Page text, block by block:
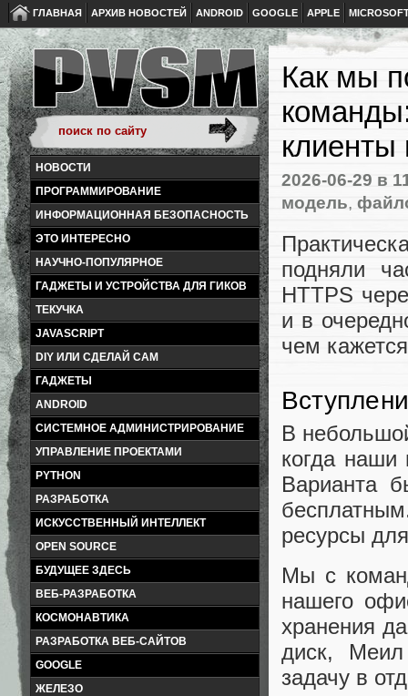
ГЛАВНАЯ АРХИВ НОВОСТЕЙ ANDROID GOOGLE APPLE
НОВОСТИ
ПРОГРАММИРОВАНИЕ
ИНФОРМАЦИОННАЯ БЕЗОПАСНОСТЬ
ЭТО ИНТЕРЕСНО
НАУЧНО-ПОПУЛЯРНОЕ
ГАДЖЕТЫ И УСТРОЙСТВА ДЛЯ ГИКОВ
ТЕКУЧКА
JAVASCRIPT
DIY ИЛИ СДЕЛАЙ САМ
ГАДЖЕТЫ
ANDROID
СИСТЕМНОЕ АДМИНИСТРИРОВАНИЕ
УПРАВЛЕНИЕ ПРОЕКТАМИ
PYTHON
РАЗРАБОТКА
ИСКУССТВЕННЫЙ ИНТЕЛЛЕКТ
OPEN SOURCE
БУДУЩЕЕ ЗДЕСЬ
ВЕБ-РАЗРАБОТКА
КОСМОНАВТИКА
РАЗРАБОТКА ВЕБ-САЙТОВ
GOOGLE
ЖЕЛЕЗО
Как мы
клиенты
2026-06-29 в
модель,
подняли
HTTPS
и в
чем
В
когда
Варианта
ресурсы
Мы с
нашего
хранения
диск,
задачу в